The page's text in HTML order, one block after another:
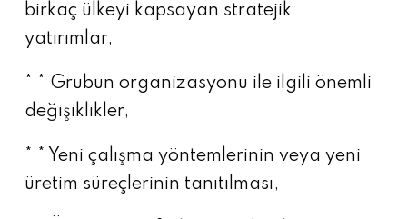
birkaç ülkeyi kapsayan stratejik
yatırımlar,
* * Grubun organizasyonu ile ilgili önemli
değişiklikler,
* * Yeni çalışma yöntemlerinin veya yeni
üretim süreçlerinin tanıtılması,